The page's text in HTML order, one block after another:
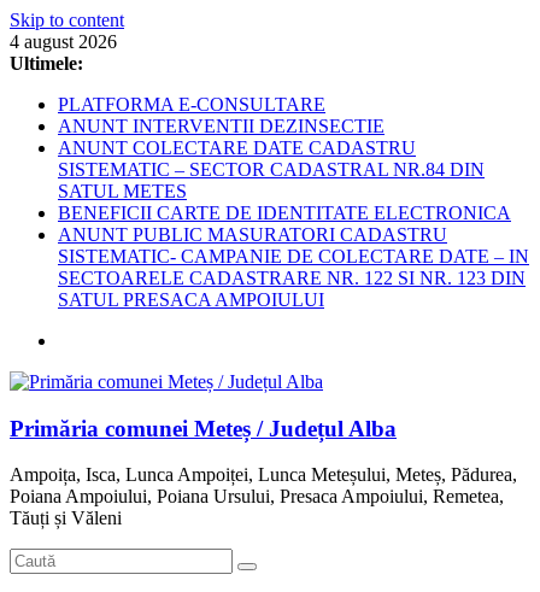
Skip to content
4 august 2026
Ultimele:
PLATFORMA E-CONSULTARE
ANUNT INTERVENTII DEZINSECTIE
ANUNT COLECTARE DATE CADASTRU
SISTEMATIC – SECTOR CADASTRAL NR.84 DIN
SATUL METES
BENEFICII CARTE DE IDENTITATE ELECTRONICA
ANUNT PUBLIC MASURATORI CADASTRU
SISTEMATIC- CAMPANIE DE COLECTARE DATE – IN
SECTOARELE CADASTRARE NR. 122 SI NR. 123 DIN
SATUL PRESACA AMPOIULUI
Primăria comunei Meteș / Județul Alba
Ampoița, Isca, Lunca Ampoiței, Lunca Meteșului, Meteș, Pădurea,
Poiana Ampoiului, Poiana Ursului, Presaca Ampoiului, Remetea,
Tăuți și Văleni